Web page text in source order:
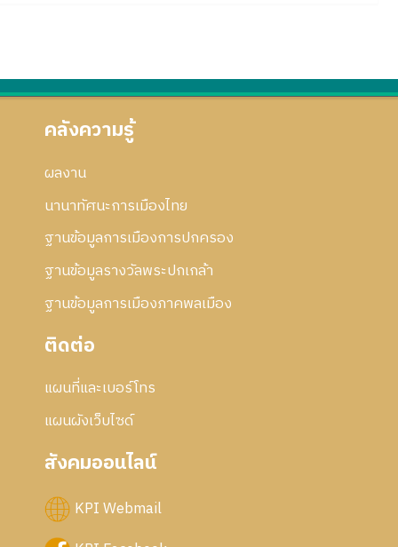
คลังความรู้
ผลงาน
นานาทัศนะการเมืองไทย
ฐานข้อมูลการเมืองการปกครอง
ฐานข้อมูลรางวัลพระปกเกล้า
ฐานข้อมูลการเมืองภาคพลเมือง
ติดต่อ
แผนที่และเบอร์โทร
แผนผังเว็บไซด์
สังคมออนไลน์
KPI Webmail